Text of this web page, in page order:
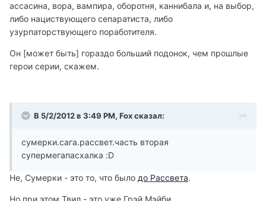
ассасина, вора, вампира, оборотня, каннибала и, на выбор,
либо нациствующего сепаратиста, либо
узурпаторствующего поработителя.
Он [может быть] гораздо больший подонок, чем прошлые
герои серии, скажем.
В 5/2/2012 в 3:49 PM, Fox сказал:
сумерки.сага.рассвет.часть вторая
супермегапасхалка :D
Не, Сумерки - это то, что было до Рассвета.
Но при этом Твил - это уже Грэй Мэйби.